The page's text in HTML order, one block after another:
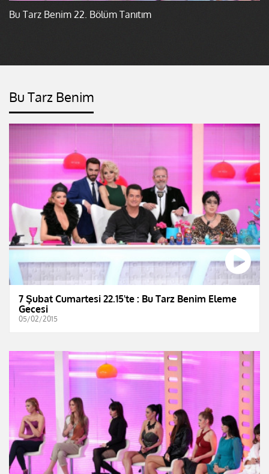
Bu Tarz Benim 22. Bölüm Tanıtım
Bu Tarz Benim
7 Şubat Cumartesi 22.15'te : Bu Tarz Benim Eleme
Gecesi
05/02/2015